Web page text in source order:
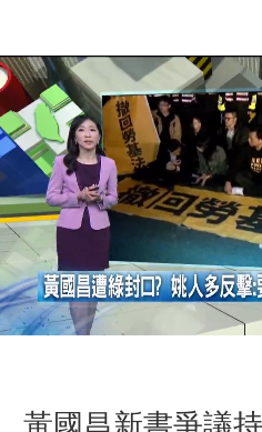
黃國昌新書爭議